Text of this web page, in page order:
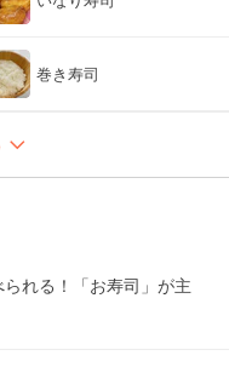
巻き寿司
れる！「お寿司」が主